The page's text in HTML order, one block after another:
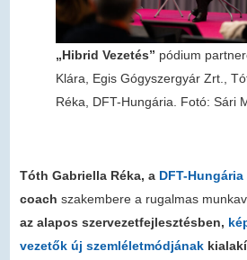
„Hibrid Vezetés” pódium
Klára, Egis Gógyszergyár Zrt.,
Réka, DFT-Hungária. Fotó: Sári
Tóth Gabriella Réka, a DFT-Hungária
coach szakembere a rugalmas
az alapos szervezetfejlesztésben,
vezetők új szemléletmódjának